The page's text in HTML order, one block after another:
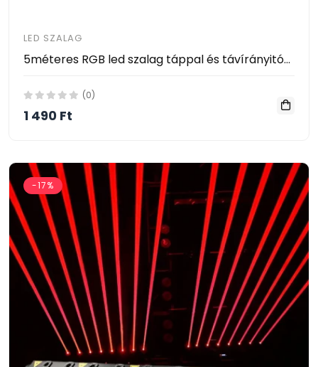
LED SZALAG
5méteres RGB led szalag táppal és távírányitóval
(0)
1 490 Ft
-17%